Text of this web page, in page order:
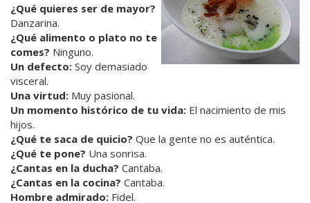
¿Qué quieres ser de mayor?
Danzarina.
¿Qué alimento o plato no te
comes? Ninguno.
Un defecto: Soy demasiado
visceral.
Una virtud: Muy pasional.
Un momento histórico de tu vida: El nacimiento de mis
hijos.
¿Qué te saca de quicio? Que la gente no es auténtica.
¿Qué te pone? Una sonrisa.
¿Cantas en la ducha? Cantaba.
¿Cantas en la cocina? Cantaba.
Hombre admirado: Fidel.